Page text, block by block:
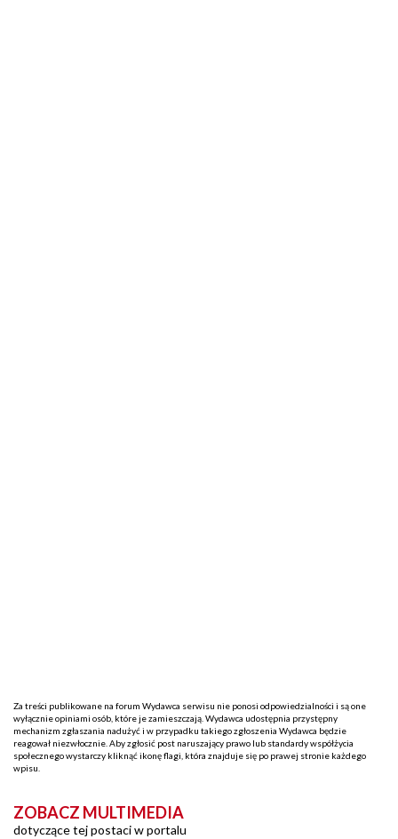
Za treści publikowane na forum Wydawca serwisu nie ponosi odpowiedzialności i są one
wyłącznie opiniami osób, które je zamieszczają. Wydawca udostępnia przystępny
mechanizm zgłaszania nadużyć i w przypadku takiego zgłoszenia Wydawca będzie
reagował niezwłocznie. Aby zgłosić post naruszający prawo lub standardy współżycia
społecznego wystarczy kliknąć ikonę flagi, która znajduje się po prawej stronie każdego
wpisu.
ZOBACZ MULTIMEDIA
dotyczące tej postaci w portalu